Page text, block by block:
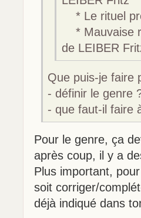
* Le rituel
* Mauvaise
de LEIBER
Que puis-je faire
- définir le genre
- que faut-il faire
Pour le genre, ça
après coup, il y a
Plus important,
soit corriger/
déjà indiqué dans